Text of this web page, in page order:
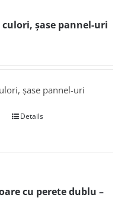
culori, șase pannel-uri
șase pannel-uri
Details
cu perete dublu –